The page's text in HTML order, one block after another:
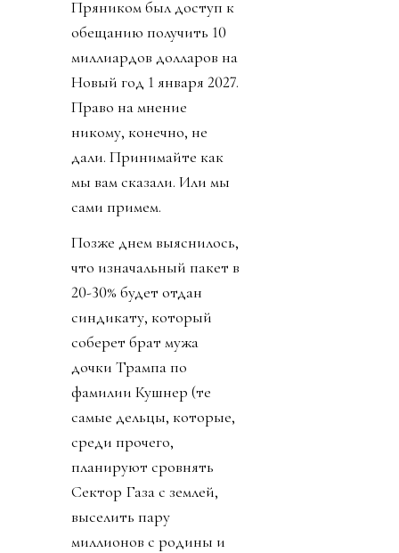
Пряником был доступ к
обещанию получить 10
миллиардов долларов на
Новый год 1 января 2027.
Право на мнение
никому, конечно, не
дали. Принимайте как
мы вам сказали. Или мы
сами примем.
Позже днем выяснилось,
что изначальный пакет в
20-30% будет отдан
синдикату, который
соберет брат мужа
дочки Трампа по
фамилии Кушнер (те
самые дельцы, которые,
среди прочего,
планируют сровнять
Сектор Газа с землей,
выселить пару
миллионов с родины и